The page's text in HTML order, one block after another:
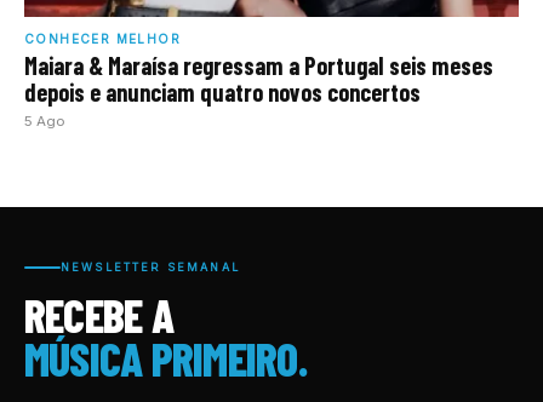
CONHECER MELHOR
Maiara & Maraísa regressam a Portugal seis meses
depois e anunciam quatro novos concertos
5 Ago
NEWSLETTER SEMANAL
RECEBE A
MÚSICA PRIMEIRO.